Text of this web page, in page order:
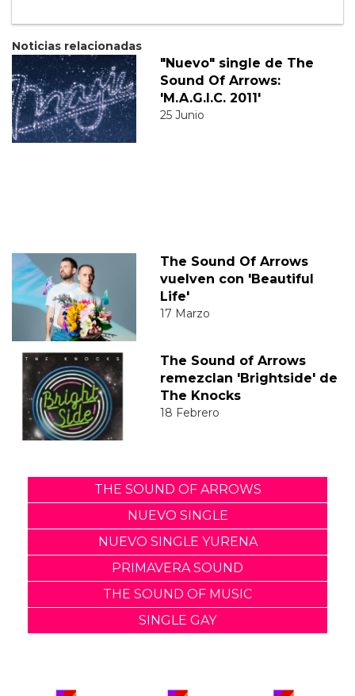
Noticias relacionadas
"Nuevo" single de The
Sound Of Arrows:
'M.A.G.I.C. 2011'
25 Junio
The Sound Of Arrows
vuelven con 'Beautiful
Life'
17 Marzo
The Sound of Arrows
remezclan 'Brightside' de
The Knocks
18 Febrero
THE SOUND OF ARROWS
NUEVO SINGLE
NUEVO SINGLE YURENA
PRIMAVERA SOUND
THE SOUND OF MUSIC
SINGLE GAY